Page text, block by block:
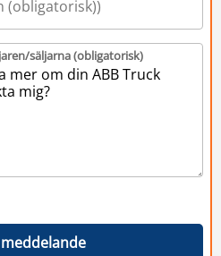
säljarna (obligatorisk)